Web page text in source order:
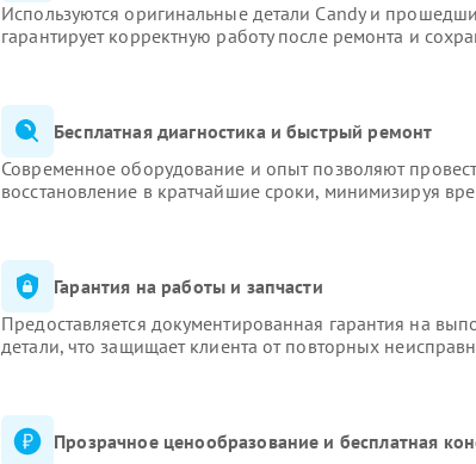
Используются оригинальные детали Candy и
гарантирует корректную работу после ремонта и
Бесплатная диагностика и быстрый ремонт
Современное оборудование и опыт позволяют
восстановление в кратчайшие сроки, минимизируя
Гарантия на работы и запчасти
Предоставляется документированная гарантия на
детали, что защищает клиента от повторных
Прозрачное ценообразование и бесплатная